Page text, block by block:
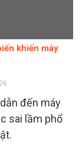
khiến máy
đến máy
sai lầm phổ